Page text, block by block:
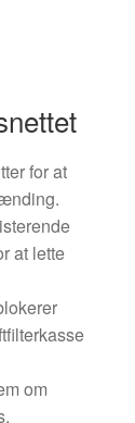
for at
at lette
om